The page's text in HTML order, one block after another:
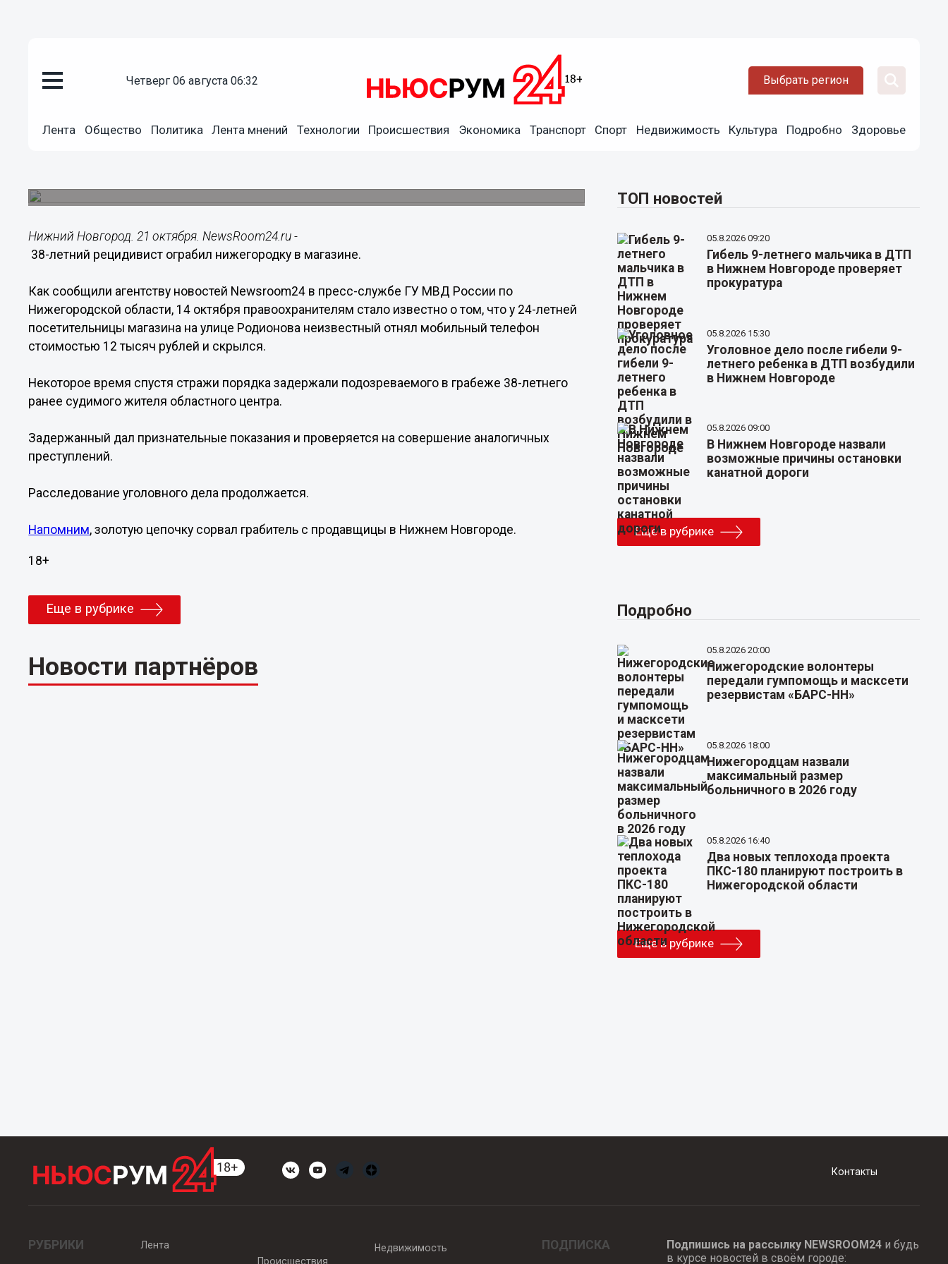
четверг 06 августа 06:32 Выбрать регион
Лента Общество Политика Лента мнений Технологии Происшествия Экономика Транспорт Спорт Недвижимость Культура Подробно Здоровье
21.10.201507:20
Нижний Новгород. 21 октября. NewsRoom24.ru -
38-летний рецидивист ограбил нижегородку в магазине.
Как сообщили агентству новостей Newsroom24 в пресс-службе ГУ МВД России по
Нижегородской области, 14 октября правоохранителям стало известно о том, что у 24-летней
посетительницы магазина на улице Родионова неизвестный отнял мобильный телефон
стоимостью 12 тысяч рублей и скрылся.
Некоторое время спустя стражи порядка задержали подозреваемого в грабеже 38-летнего
ранее судимого жителя областного центра.
Задержанный дал признательные показания и проверяется на совершение аналогичных
преступлений.
Расследование уголовного дела продолжается.
Напомним, золотую цепочку сорвал грабитель с продавщицы в Нижнем Новгороде.
18+
Еще в рубрике
Новости партнёров
ТОП новостей
05.8.2026 09:20
Гибель 9-летнего мальчика в ДТП
в Нижнем Новгороде проверяет
прокуратура
05.8.2026 15:30
Уголовное дело после гибели 9-
летнего ребенка в ДТП возбудили
в Нижнем Новгороде
05.8.2026 09:00
В Нижнем Новгороде назвали
возможные причины остановки
канатной дороги
Еще в рубрике
Подробно
05.8.2026 20:00
Нижегородские волонтеры
передали гумпомощь и масксети
резервистам «БАРС-НН»
05.8.2026 18:00
Нижегородцам назвали
максимальный размер
больничного в 2026 году
05.8.2026 16:40
Два новых теплохода проекта
ПКС-180 планируют построить в
Нижегородской области
Еще в рубрике
Контакты
РУБРИКИ
Лента
Происшествия
Недвижимость ПОДПИСКА Подпишись на рассылку NEWSROOM24и будь
в курсе новостей в своём городе: